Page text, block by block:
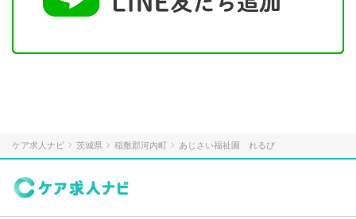
ケア求人ナビ 茨城県 稲敷郡河内町 あじさい福祉園 れるび